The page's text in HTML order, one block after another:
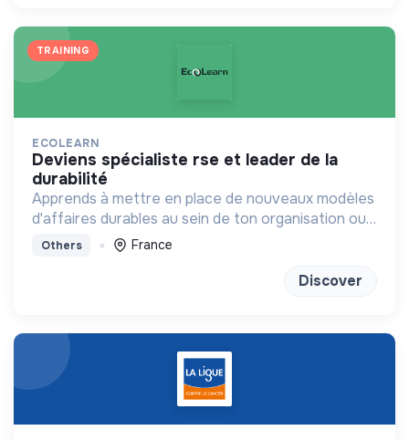
TRAINING
ECOLEARN
deviens spécialiste rse et leader de la
durabilité
Apprends à mettre en place de nouveaux modèles
d'affaires durables au sein de ton organisation ou
chez un client
Others France
Discover